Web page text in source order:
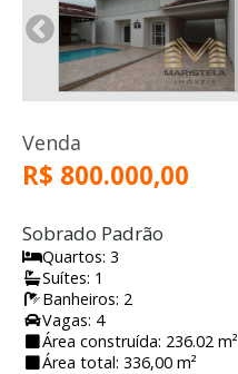
Venda
R$ 800.000,00
Sobrado Padrão
Quartos: 3
Suítes: 1
Banheiros: 2
Vagas: 4
Área construída: 236.02 m²
Área total: 336,00 m²